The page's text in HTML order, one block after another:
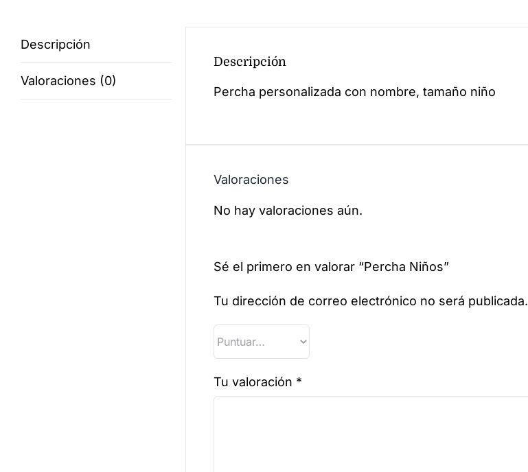
Descripción
Valoraciones (0)
Descripción
Percha personalizada con nombre, tamaño niño
Valoraciones
No hay valoraciones aún.
Sé el primero en valorar “Percha Niños”
Tu dirección de correo electrónico no será publicada.
Tu valoración *